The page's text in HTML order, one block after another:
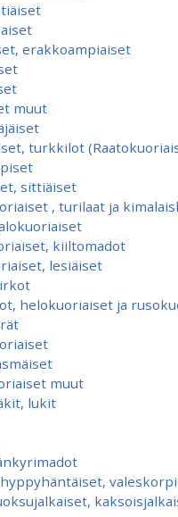
erakkoampiaiset
muut
turkkilot
sittiäiset
, turilaat ja
kiiltomadot
lesiäiset
helokuoriaiset ja
muut
lukit